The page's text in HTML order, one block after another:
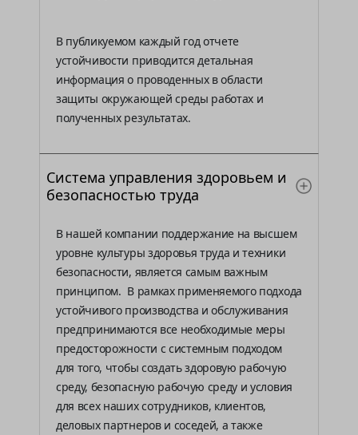
В публикуемом каждый год отчете
устойчивости приводится детальная
информация о проводенных в области
защиты окружающей среды работах и
полученных результатах.
Система управления здоровьем и
безопасностью труда
В нашей компании поддержание на высшем
уровне культуры здоровья труда и техники
безопасности, является самым важным
принципом. В рамках применяемого подхода
устойчивого производства и обслуживания
предпринимаются все необходимые меры
предосторожности с системным подходом
для того, чтобы создать здоровую рабочую
среду, безопасную рабочую среду и условия
для всех наших сотрудников, клиентов,
деловых партнеров и соседей, а также